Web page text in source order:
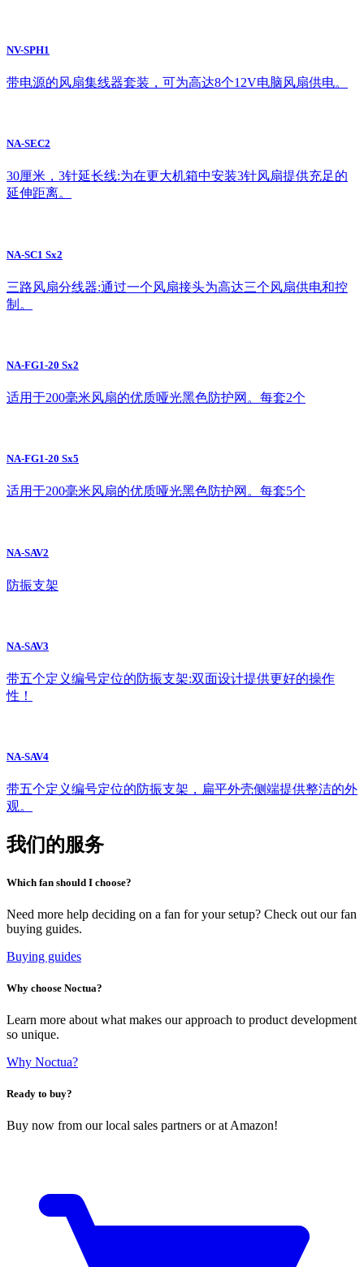
NV-SPH1
带电源的风扇集线器套装，可为高达8个12V电脑风扇供电。
NA-SEC2
30厘米，3针延长线:为在更大机箱中安装3针风扇提供充足的
延伸距离。
NA-SC1 Sx2
三路风扇分线器:通过一个风扇接头为高达三个风扇供电和控
制。
NA-FG1-20 Sx2
适用于200毫米风扇的优质哑光黑色防护网。每套2个
NA-FG1-20 Sx5
适用于200毫米风扇的优质哑光黑色防护网。每套5个
NA-SAV2
防振支架
NA-SAV3
带五个定义编号定位的防振支架:双面设计提供更好的操作
性！
NA-SAV4
带五个定义编号定位的防振支架，扁平外壳侧端提供整洁的外
观。
我们的服务
Which fan should I choose?
Need more help deciding on a fan for your setup? Check out our fan
buying guides.
Buying guides
Why choose Noctua?
Learn more about what makes our approach to product development
so unique.
Why Noctua?
Ready to buy?
Buy now from our local sales partners or at Amazon!